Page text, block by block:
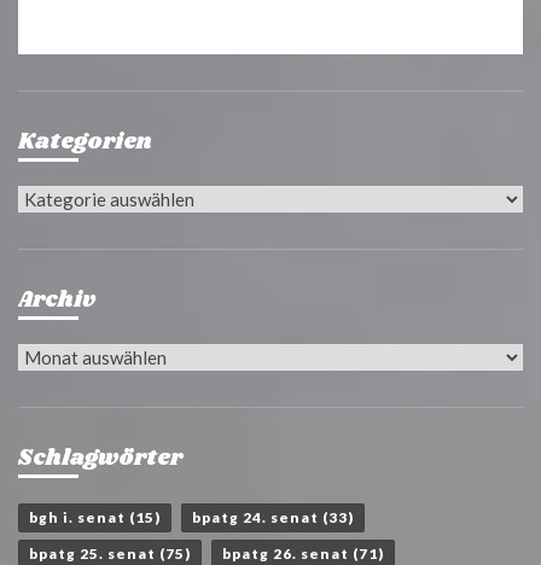
Kategorien
Kategorien
Archiv
Archiv
Schlagwörter
bgh i. senat (15) bpatg 24. senat (33)
bpatg 25. senat (75) bpatg 26. senat (71)